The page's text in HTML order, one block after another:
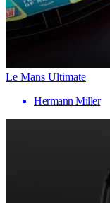
Le Mans Ultimate
Hermann Miller